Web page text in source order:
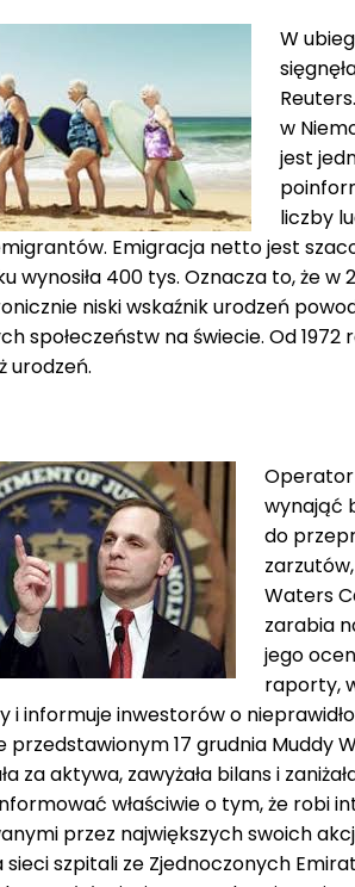
W
w
jest
liczby
Emigracja netto jest
wynosiła 400 tys. Oznacza to, że w
niski wskaźnik urodzeń
społeczeństw na świecie. Od
urodzeń.
Operator
wynająć
do
Waters
zarabia
jego
raporty,
i informuje inwestorów o
17 grudnia Muddy
za aktywa, zawyżała bilans i
właściwie o tym, że robi
przez największych swoich
szpitali ze Zjednoczonych